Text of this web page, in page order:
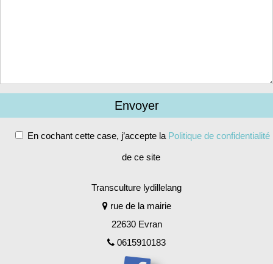
En cochant cette case, j’accepte la Politique de confidentialité
de ce site
Transculture lydillelang
rue de la mairie
22630 Evran
0615910183